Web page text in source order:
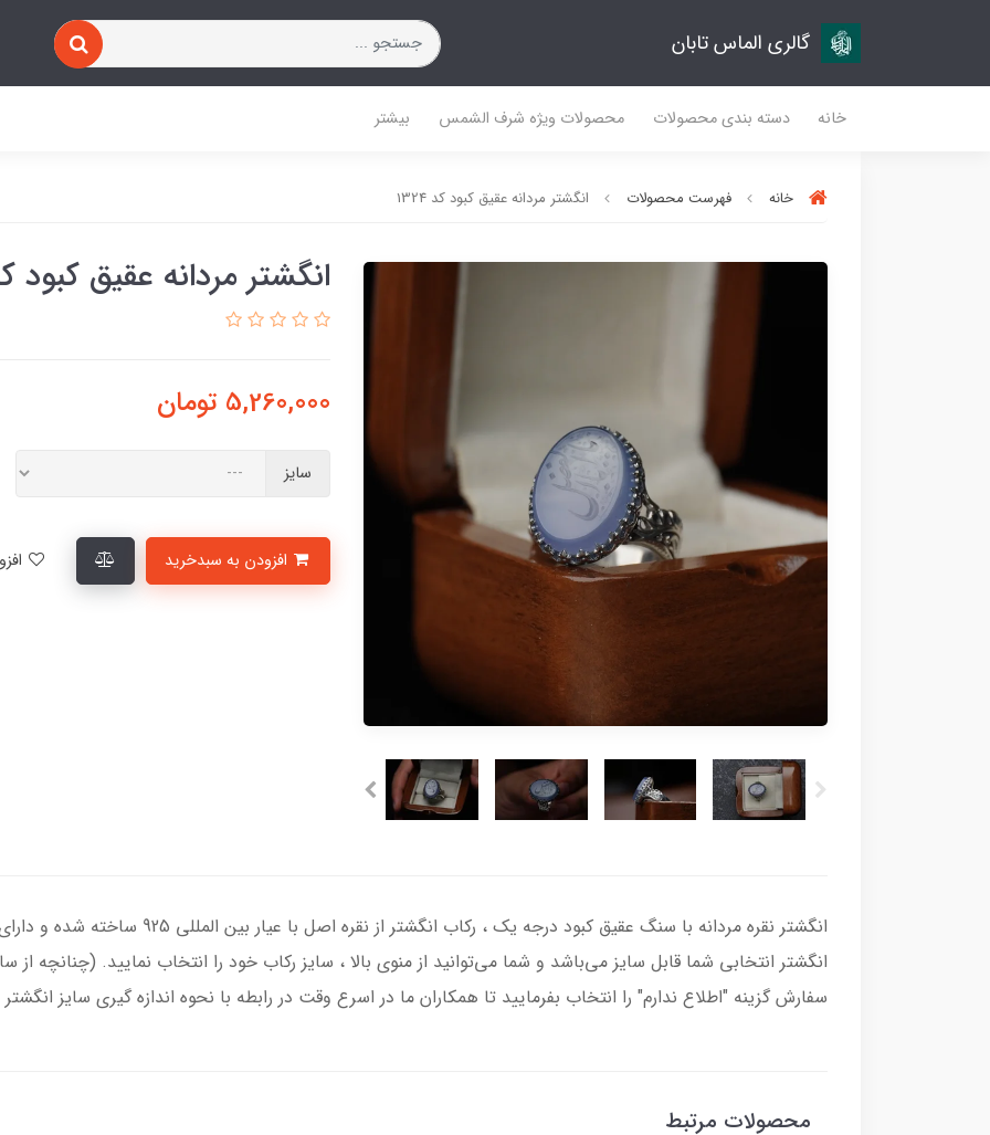
گالری الماس تابان
خانه دسته بندی محصولات محصولات ویژه شرف الشمس بیشتر
خانه فهرست محصولات انگشتر مردانه عقیق کبود کد 1324
انگشتر مردانه عقیق کبود کد
5,260,000 تومان
سایز
انگشتر نقره مردانه با سنگ عقیق کبود درجه
انگشتر انتخابی شما قابل سایز می‌باشد و شما می‌توانید از منوی بالا ، سایز رکاب خود را انتخاب نمایید. (چنانچه
سفارش گزینه "اطلاع ندارم" را انتخاب بفرمایید تا همکاران ما در اسرع وقت در رابطه با نحوه اندازه گیری سایز
محصولات مرتبط